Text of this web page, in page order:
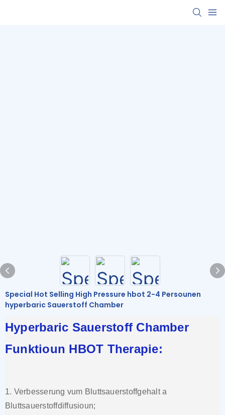
Special Hot Selling High Pressure hbot 2-4 Persounen
hyperbaric Sauerstoff Chamber
Hyperbaric Sauerstoff Chamber
Funktioun HBOT Therapie:
1. Verbesserung vum Bluttsauerstoffgehalt a
Bluttsauerstoffdiffusioun;